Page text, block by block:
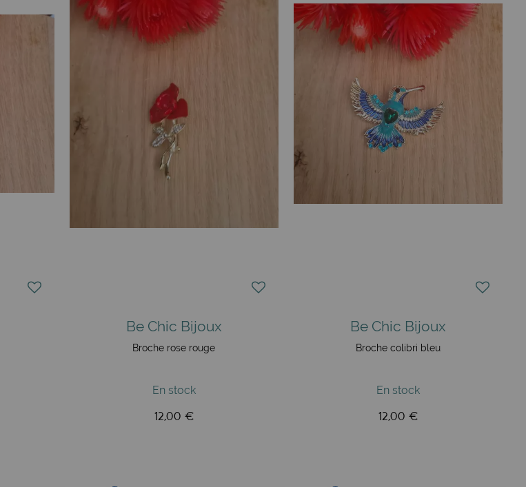
Be Chic Bijoux
Broche rose rouge
En stock
12,00 €
Be Chic Bijoux
Broche colibri bleu
En stock
12,00 €